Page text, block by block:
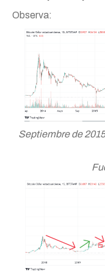
Observa:
Septiembre de